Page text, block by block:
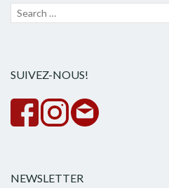
Recherche
SUIVEZ-NOUS!
NEWSLETTER